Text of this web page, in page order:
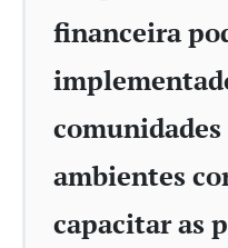
financeira
ambientes
capacitar as